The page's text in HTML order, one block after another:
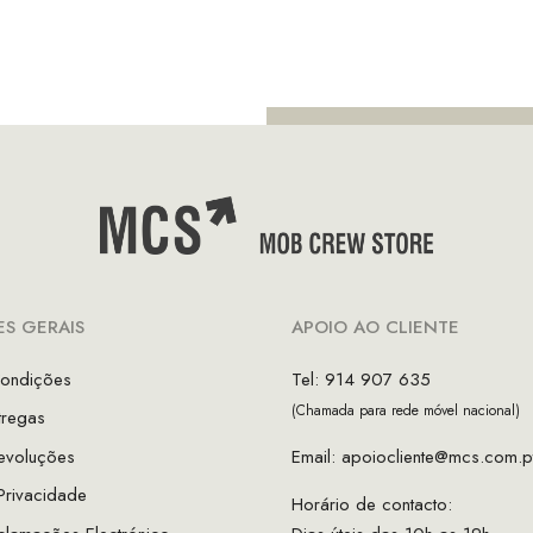
GERAIS
APOIO AO CLIENTE
Tel: 914 907 635
(Chamada para rede móvel nacional)
Email:
Horário de contacto: